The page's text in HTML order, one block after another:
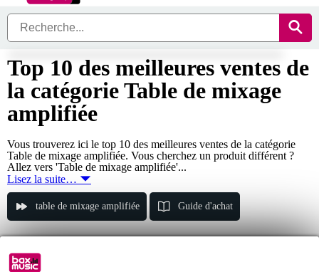
Top 10 des meilleures ventes de
la catégorie Table de mixage
amplifiée
Vous trouverez ici le top 10 des meilleures ventes de la catégorie
Table de mixage amplifiée. Vous cherchez un produit différent ?
Allez vers 'Table de mixage amplifiée'...
Lisez la suite…
table de mixage amplifiée Guide d'achat
1.